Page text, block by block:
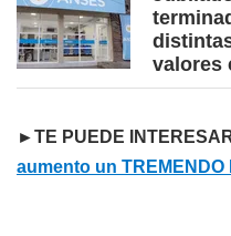
valores
►TE PUEDE
aumento un TREMENDO